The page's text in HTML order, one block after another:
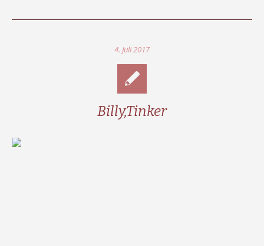
4. Juli 2017
Billy,Tinker